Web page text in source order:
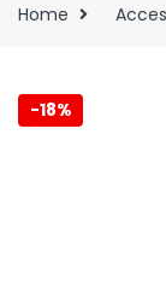
Home
-18%